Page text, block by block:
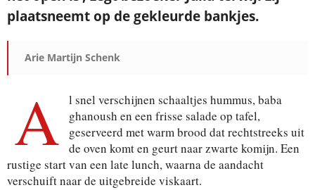
plaatsneemt op de gekleurde bankjes.
Arie Martijn Schenk
A
l snel verschijnen schaaltjes hummus, baba
ghanoush en een frisse salade op tafel,
geserveerd met warm brood dat rechtstreeks uit
de oven komt en geurt naar zwarte komijn. Een
rustige start van een late lunch, waarna de aandacht
verschuift naar de uitgebreide viskaart.